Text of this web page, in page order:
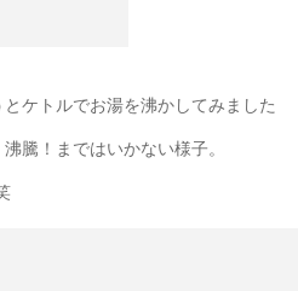
ケトルでお湯を沸かしてみました
騰！まではいかない様子。